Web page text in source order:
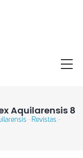
Aquilarensis 8
- Revistas -